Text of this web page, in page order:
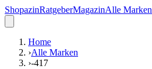
ShopazinRatgeberMagazinAlle Marken
Home
›Alle Marken
›-417